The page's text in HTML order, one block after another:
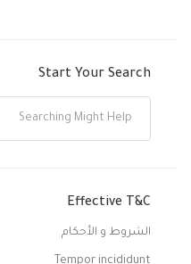
Start Your Search
Effective T&C
الشروط و الأحكام